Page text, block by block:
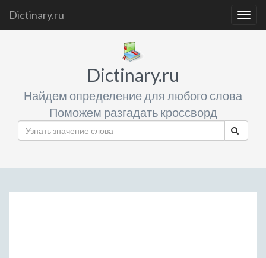
Dictinary.ru
Dictinary.ru
Найдем определение для любого слова
Поможем разгадать кроссворд